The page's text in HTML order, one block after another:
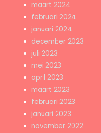
maart 2024
februari 2024
januari 2024
december 2023
juli 2023
mei 2023
april 2023
maart 2023
februari 2023
januari 2023
november 2022